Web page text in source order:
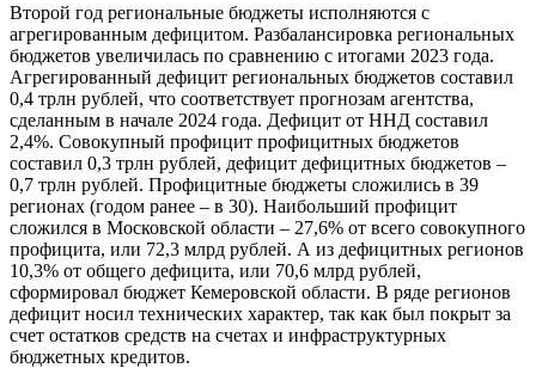
Второй год региональные бюджеты исполняются с
агрегированным дефицитом. Разбалансировка региональных
бюджетов увеличилась по сравнению с итогами 2023 года.
Агрегированный дефицит региональных бюджетов составил
0,4 трлн рублей, что соответствует прогнозам агентства,
сделанным в начале 2024 года. Дефицит от ННД составил
2,4%. Совокупный профицит профицитных бюджетов
составил 0,3 трлн рублей, дефицит дефицитных бюджетов –
0,7 трлн рублей. Профицитные бюджеты сложились в 39
регионах (годом ранее – в 30). Наибольший профицит
сложился в Московской области – 27,6% от всего совокупного
профицита, или 72,3 млрд рублей. А из дефицитных регионов
10,3% от общего дефицита, или 70,6 млрд рублей,
сформировал бюджет Кемеровской области. В ряде регионов
дефицит носил технических характер, так как был покрыт за
счет остатков средств на счетах и инфраструктурных
бюджетных кредитов.